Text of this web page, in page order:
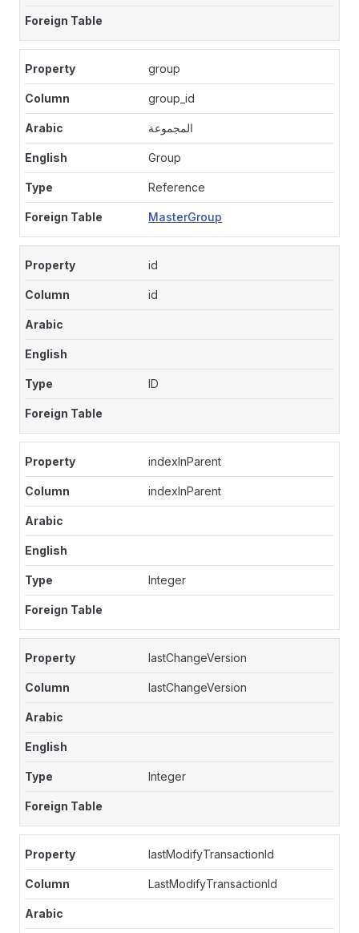
group
group_id
المجموعة
Group
Reference
MasterGroup
id
id
ID
indexInParent
indexInParent
Integer
lastChangeVersion
lastChangeVersion
Integer
lastModifyTransactionId
LastModifyTransactionId